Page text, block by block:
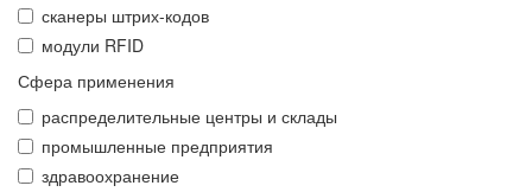
сканеры штрих-кодов
модули RFID
Сфера применения
распределительные центры и склады
промышленные предприятия
здравоохранение